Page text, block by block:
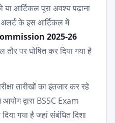
आर्टिकल पूरा अवश्य पढ़ाना
के इस आर्टिकल में
2025-26
पर घोषित कर दिया गया है
तारीखों का इंतजार कर रहे
द्वारा BSSC Exam
गया है जहां संबंधित दिशा